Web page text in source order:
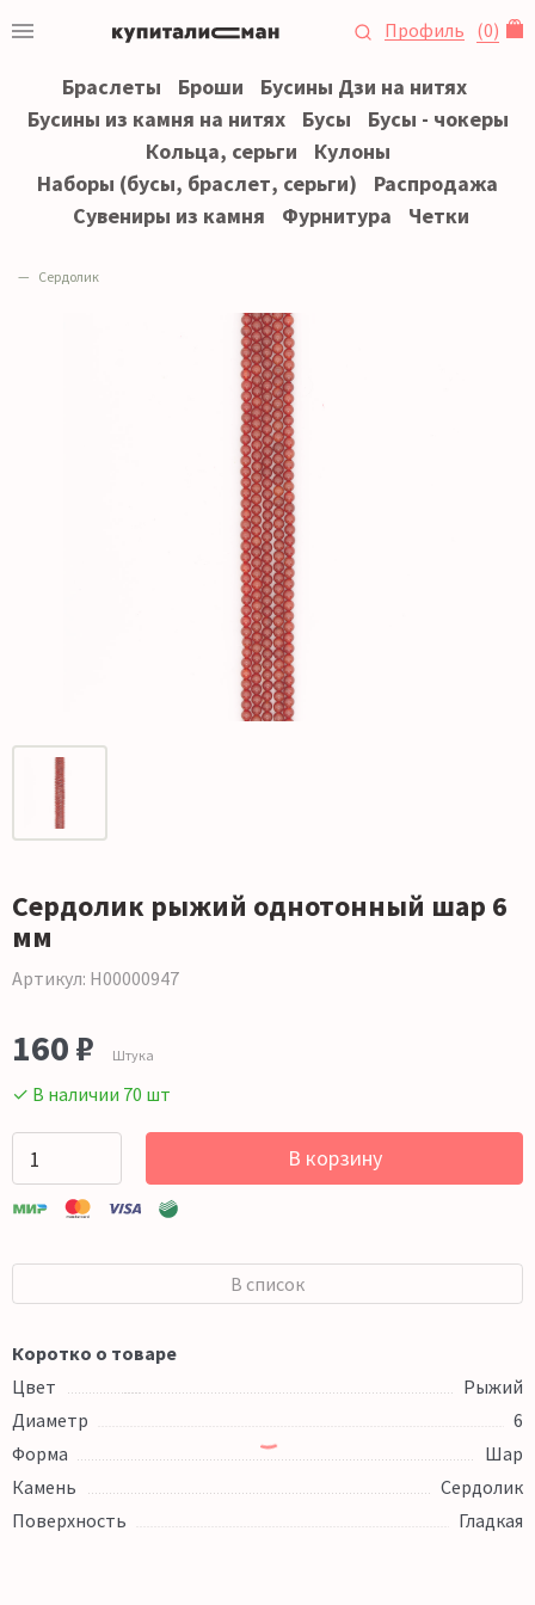
Профиль (0)
Браслеты Броши
Бусины Дзи на нитях
Бусины из камня на нитях
Бусы
Бусы - чокеры
Кольца, серьги
Кулоны
Наборы (бусы, браслет, серьги)
Распродажа
Сувениры из камня
Фурнитура Четки
Сердолик
Сердолик рыжий однотонный шар 6
мм
Артикул: Н00000947
160 ₽ Штука
✓ В наличии 70 шт
В корзину
В список
Коротко о товаре
Цвет
Рыжий
Диаметр
6
Форма
Шар
Камень
Сердолик
Поверхность
Гладкая